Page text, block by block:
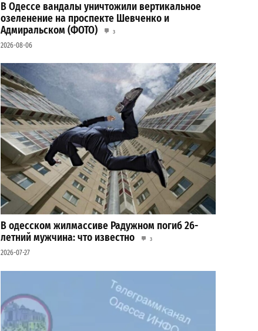
В Одессе вандалы уничтожили вертикальное
озеленение на проспекте Шевченко и
Адмиральском (ФОТО)
3
2026-08-06
В одесском жилмассиве Радужном погиб 26-
летний мужчина: что известно
3
2026-07-27